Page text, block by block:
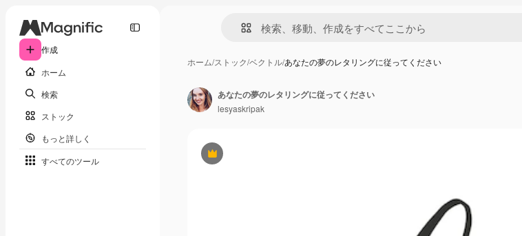
作成
ホーム
検索
ストック
もっと詳しく
すべてのツール
ホーム/ストック/ベクトル/あなたの夢のレタリングに従ってください
Premium
あなたの夢のレタリングに従ってください
lesyaskripak